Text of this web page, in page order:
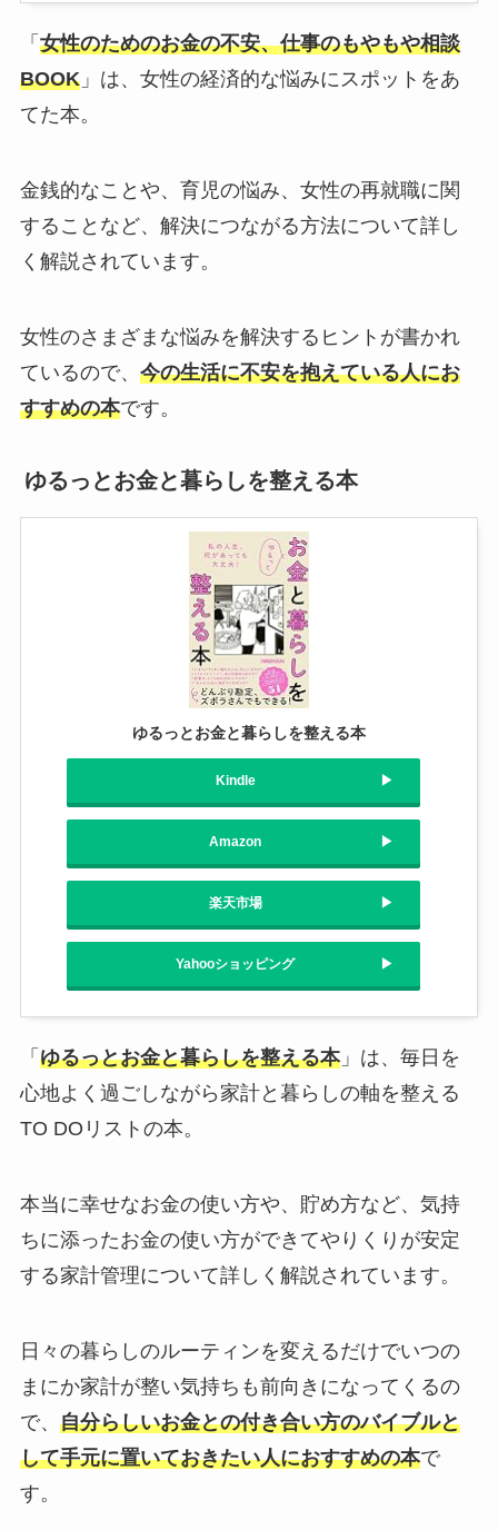
「 女性のためのお金の不安、仕事のもやもや相談
BOOK」は、女性の経済的な悩みにスポットをあ
てた本。
金銭的なことや、育児の悩み、女性の再就職に関
することなど、解決につながる方法について詳し
く解説されています。
女性のさまざまな悩みを解決するヒントが書かれ
ているので、 今の生活に不安を抱えている人にお
すすめの本です。
ゆるっとお金と暮らしを整える本
ゆるっとお金と暮らしを整える本
Kindle
Amazon
楽天市場
Yahooショッピング
「 ゆるっとお金と暮らしを整える本」は、毎日を
心地よく過ごしながら家計と暮らしの軸を整える
TO DOリストの本。
本当に幸せなお金の使い方や、貯め方など、気持
ちに添ったお金の使い方ができてやりくりが安定
する家計管理について詳しく解説されています。
日々の暮らしのルーティンを変えるだけでいつの
まにか家計が整い気持ちも前向きになってくるの
で、 自分らしいお金との付き合い方のバイブルと
して手元に置いておきたい人におすすめの本で
す。